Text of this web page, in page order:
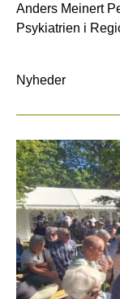
Anders Meinert
Psykiatrien i
Nyheder